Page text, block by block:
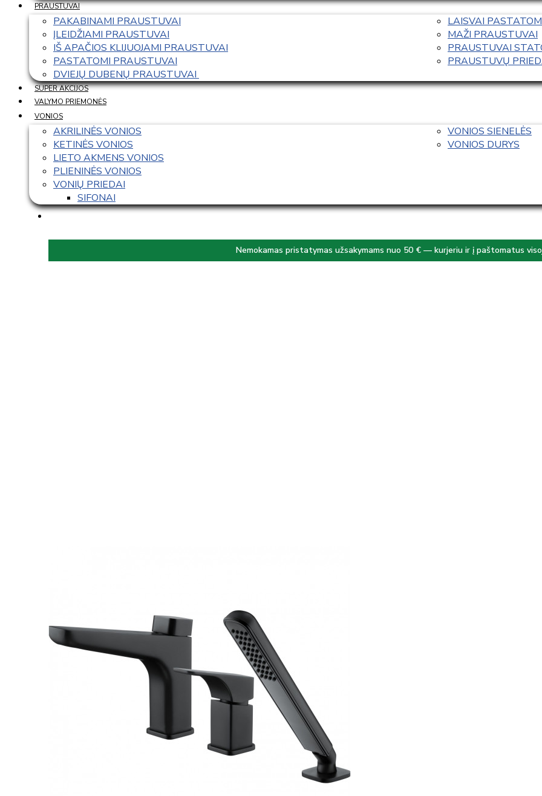
PRAUSTUVAI
PAKABINAMI PRAUSTUVAI
ĮLEIDŽIAMI PRAUSTUVAI
IŠ APAČIOS KLIJUOJAMI PRAUSTUVAI
PASTATOMI PRAUSTUVAI
DVIEJŲ DUBENŲ PRAUSTUVAI
LAISVAI
MAŽI PRAUSTUVAI
PRAUSTUVAI
PRAUSTUVŲ
SUPER AKCIJOS
VALYMO PRIEMONĖS
VONIOS
AKRILINĖS VONIOS
KETINĖS VONIOS
LIETO AKMENS VONIOS
PLIENINĖS VONIOS
VONIŲ PRIEDAI
SIFONAI
VONIOS SIENELĖS
VONIOS DURYS
Nemokamas pristatymas užsakymams nuo 50 € — kurjeriu ir į paštomatus